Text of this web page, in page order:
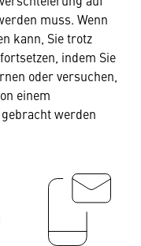
muss. Wenn
kann, Sie trotz
indem Sie
oder versuchen,
einem
werden